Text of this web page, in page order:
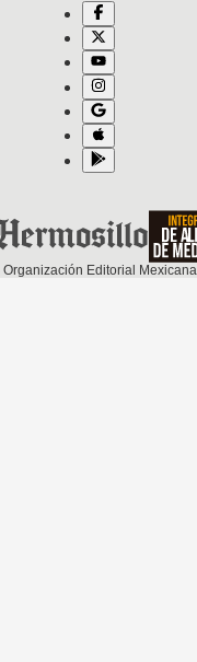
Organización Editorial Mexicana